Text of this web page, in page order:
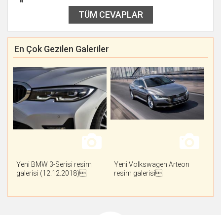
TÜM CEVAPLAR
En Çok Gezilen Galeriler
Yeni BMW 3-Serisi resim
galerisi (12.12.2018)
Yeni Volkswagen Arteon
resim galerisi